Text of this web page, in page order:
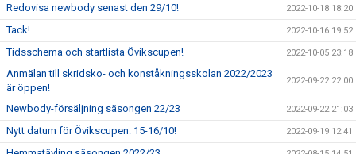
Redovisa newbody senast den 29/10! 2022-10-18 18:20
Tack! 2022-10-16 19:52
Tidsschema och startlista Övikscupen! 2022-10-05 23:18
Anmälan till skridsko- och konståkningsskolan 2022/2023
är öppen!
2022-09-22 22:00
Newbody-försäljning säsongen 22/23 2022-09-22 21:03
Nytt datum för Övikscupen: 15-16/10! 2022-09-19 12:41